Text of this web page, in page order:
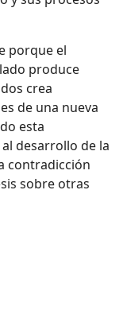
porque el
produce
crea
de una nueva
esta
desarrollo de la
contradicción
sobre otras